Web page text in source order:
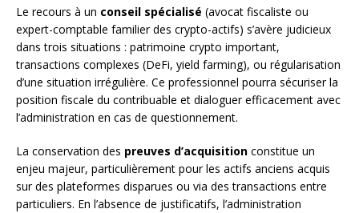
Le recours à un conseil spécialisé (avocat fiscaliste ou
expert-comptable familier des crypto-actifs) s’avère judicieux
dans trois situations : patrimoine crypto important,
transactions complexes (DeFi, yield farming), ou régularisation
d’une situation irrégulière. Ce professionnel pourra sécuriser la
position fiscale du contribuable et dialoguer efficacement avec
l’administration en cas de questionnement.
La conservation des preuves d’acquisition constitue un
enjeu majeur, particulièrement pour les actifs anciens acquis
sur des plateformes disparues ou via des transactions entre
particuliers. En l’absence de justificatifs, l’administration